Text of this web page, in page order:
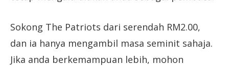
Sokong The Patriots dari serendah RM2.00,
dan ia hanya mengambil masa seminit sahaja.
Jika anda berkemampuan lebih, mohon